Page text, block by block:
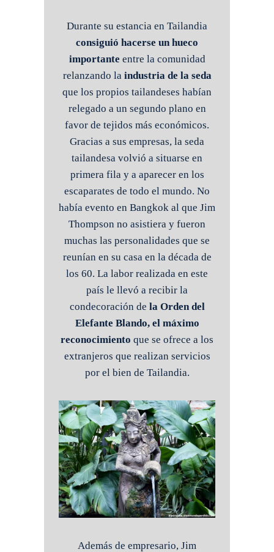
Durante su estancia en Tailandia
consiguió hacerse un hueco
importante entre la comunidad
relanzando la industria de la seda
que los propios tailandeses habían
relegado a un segundo plano en
favor de tejidos más económicos.
Gracias a sus empresas, la seda
tailandesa volvió a situarse en
primera fila y a aparecer en los
escaparates de todo el mundo. No
había evento en Bangkok al que Jim
Thompson no asistiera y fueron
muchas las personalidades que se
reunían en su casa en la década de
los 60. La labor realizada en este
país le llevó a recibir la
condecoración de la Orden del
Elefante Blando, el máximo
reconocimiento que se ofrece a los
extranjeros que realizan servicios
por el bien de Tailandia.
Además de empresario, Jim